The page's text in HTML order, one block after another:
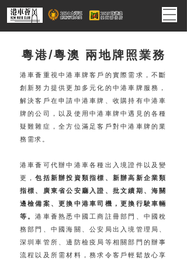
粵港/粵澳 兩地牌照業務
港車薈重視中港車牌客戶的實際需求，不斷
創新努力提供更加多元化的中港車牌服務，
解決客戶在申請中港車牌、收購持有中港車
牌的公司，以及使用中港車牌中遇見的各種
疑難雜症，全方位滿足客戶對中港車牌的業
務需求。
港車薈可代辦中港車各種出入境證件以及變
更，包括新辦投資類指標、新辦高新企業類
指標、廣東省公安廳入證、批文續期、海關
邊檢備案、更換中港車司機，更換行駛車輛
等。港車薈熟悉中國工商註冊部門、中國稅
務部門、中國海關、公安局出入境管理局、
深圳車管所、邊防檢疫局等相關部門的辦事
流程以及所需材料，務求令客戶輕鬆放心享